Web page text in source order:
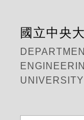
國立中央
UNIVERSITY